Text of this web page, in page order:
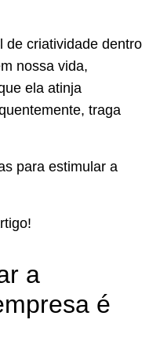
de criatividade dentro
nossa vida,
ela atinja
traga
para estimular a
a
é